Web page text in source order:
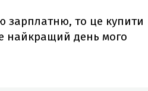
зарплатню, то це купити
найкращий день мого